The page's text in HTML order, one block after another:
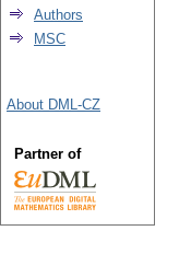
Authors
MSC
About DML-CZ
Partner of